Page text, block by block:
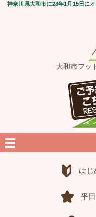
神奈川県大和市に28年1月15日に
大和市フッ
はじ
平